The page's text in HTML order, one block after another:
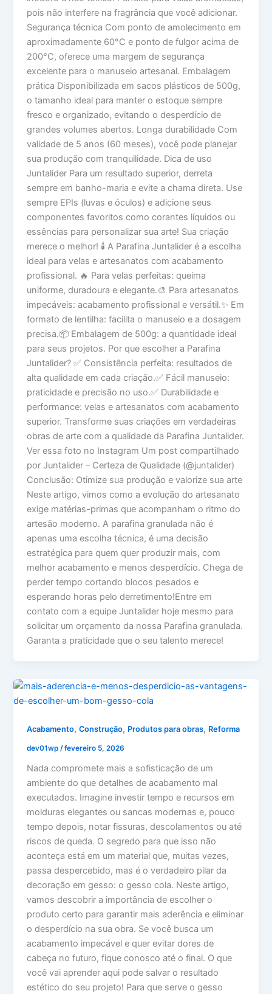
pois não interfere na fragrância que você adicionar.
Segurança técnica Com ponto de amolecimento em
aproximadamente 60°C e ponto de fulgor acima de
200°C, oferece uma margem de segurança
excelente para o manuseio artesanal. Embalagem
prática Disponibilizada em sacos plásticos de 500g,
o tamanho ideal para manter o estoque sempre
fresco e organizado, evitando o desperdício de
grandes volumes abertos. Longa durabilidade Com
validade de 5 anos (60 meses), você pode planejar
sua produção com tranquilidade. Dica de uso
Juntalider Para um resultado superior, derreta
sempre em banho-maria e evite a chama direta. Use
sempre EPIs (luvas e óculos) e adicione seus
componentes favoritos como corantes líquidos ou
essências para personalizar sua arte! Sua criação
merece o melhor! 🕯️ A Parafina Juntalider é a escolha
ideal para velas e artesanatos com acabamento
profissional. 🔥 Para velas perfeitas: queima
uniforme, duradoura e elegante.🎨 Para artesanatos
impecáveis: acabamento profissional e versátil.✨ Em
formato de lentilha: facilita o manuseio e a dosagem
precisa.📦 Embalagem de 500g: a quantidade ideal
para seus projetos. Por que escolher a Parafina
Juntalider? ✅ Consistência perfeita: resultados de
alta qualidade em cada criação.✅ Fácil manuseio:
praticidade e precisão no uso.✅ Durabilidade e
performance: velas e artesanatos com acabamento
superior. Transforme suas criações em verdadeiras
obras de arte com a qualidade da Parafina Juntalider.
Ver essa foto no Instagram Um post compartilhado
por Juntalider – Certeza de Qualidade (@juntalider)
Conclusão: Otimize sua produção e valorize sua arte
Neste artigo, vimos como a evolução do artesanato
exige matérias-primas que acompanham o ritmo do
artesão moderno. A parafina granulada não é
apenas uma escolha técnica, é uma decisão
estratégica para quem quer produzir mais, com
melhor acabamento e menos desperdício. Chega de
perder tempo cortando blocos pesados e
esperando horas pelo derretimento!Entre em
contato com a equipe Juntalider hoje mesmo para
solicitar um orçamento da nossa Parafina granulada.
Garanta a praticidade que o seu talento merece!
Acabamento,Construção, Produtos para obras, Reforma
dev01wp/fevereiro 5, 2026
Nada compromete mais a sofisticação de um
ambiente do que detalhes de acabamento mal
executados. Imagine investir tempo e recursos em
molduras elegantes ou sancas modernas e, pouco
tempo depois, notar fissuras, descolamentos ou até
riscos de queda. O segredo para que isso não
aconteça está em um material que, muitas vezes,
passa despercebido, mas é o verdadeiro pilar da
decoração em gesso: o gesso cola. Neste artigo,
vamos descobrir a importância de escolher o
produto certo para garantir mais aderência e eliminar
o desperdício na sua obra. Se você busca um
acabamento impecável e quer evitar dores de
cabeça no futuro, fique conosco até o final. O que
você vai aprender aqui pode salvar o resultado
estético do seu projeto! Para que serve o gesso